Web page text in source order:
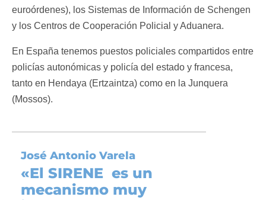
euroórdenes), los Sistemas de Información de Schengen
y los Centros de Cooperación Policial y Aduanera.
En España tenemos puestos policiales compartidos entre
policías autonómicas y policía del estado y francesa,
tanto en Hendaya (Ertzaintza) como en la Junquera
(Mossos).
José Antonio Varela
«El SIRENE es un
mecanismo muy